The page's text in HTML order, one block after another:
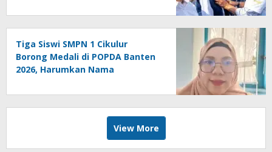
Tiga Siswi SMPN 1 Cikulur
Borong Medali di POPDA Banten
2026, Harumkan Nama
View More